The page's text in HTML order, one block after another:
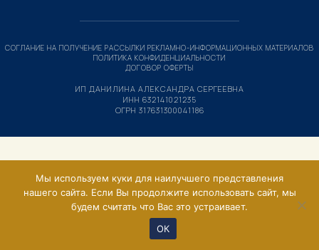
ИП ДАНИЛИНА АЛЕКСАНДРА СЕРГЕЕВНА
ИНН 632141021235
ОГРН 317631300041186
СОГЛАНИЕ НА ПОЛУЧЕНИЕ РАССЫЛКИ РЕКЛАМНО-ИНФОРМАЦИОННЫХ МАТЕРИАЛОВ
ПОЛИТИКА КОНФИДЕНЦИАЛЬНОСТИ
ДОГОВОР ОФЕРТЫ
Мы используем куки для наилучшего представления
нашего сайта. Если Вы продолжите использовать сайт, мы
будем считать что Вас это устраивает.
ОК